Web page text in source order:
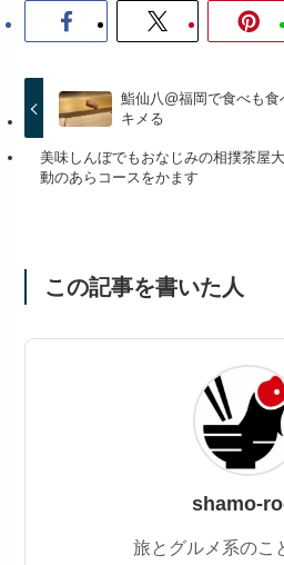
鮨仙八@福岡で食べも
キメる
美味しんぼでもおなじみの相撲茶屋
動のあらコースをかます
この記事を書いた人
shamo-
旅とグルメ系のこ